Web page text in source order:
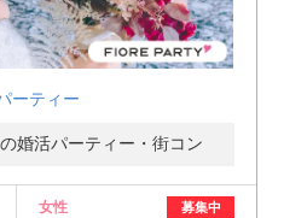
ーティー
婚活パーティー・街コン
女性 募集中